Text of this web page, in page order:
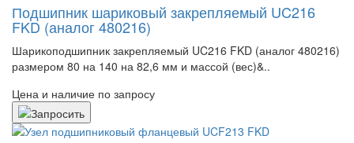
Подшипник шариковый закрепляемый UC216
FKD (аналог 480216)
Шарикоподшипник закрепляемый UC216 FKD (аналог 480216)
размером 80 на 140 на 82,6 мм и массой (вес)&..
Цена и наличие по запросу